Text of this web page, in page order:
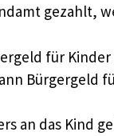
gezahlt,
für
Bürgergeld
an das Kind